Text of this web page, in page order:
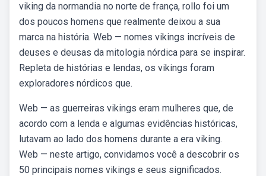
viking da normandia no norte de frança, rollo foi um
dos poucos homens que realmente deixou a sua
marca na história. Web — nomes vikings incríveis de
deuses e deusas da mitologia nórdica para se inspirar.
Repleta de histórias e lendas, os vikings foram
exploradores nórdicos que.
Web — as guerreiras vikings eram mulheres que, de
acordo com a lenda e algumas evidências históricas,
lutavam ao lado dos homens durante a era viking.
Web — neste artigo, convidamos você a descobrir os
50 principais nomes vikings e seus significados.